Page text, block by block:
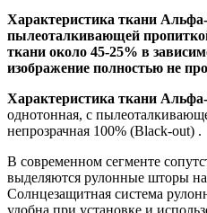
Характеристика ткани
пылеоталкивающей
ткани около 45-25% в
изображение полностью не
Характеристика ткани
однотонная, с
непрозрачная 100% (Black-out) .
В современном сегменте
выделяются рулонные шторы
Солнцезащитная система
удобна при установке и